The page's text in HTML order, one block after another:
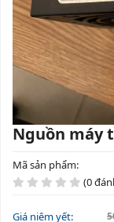
Nguồn máy
Mã sản phẩm:
(0
Giá niêm yết: